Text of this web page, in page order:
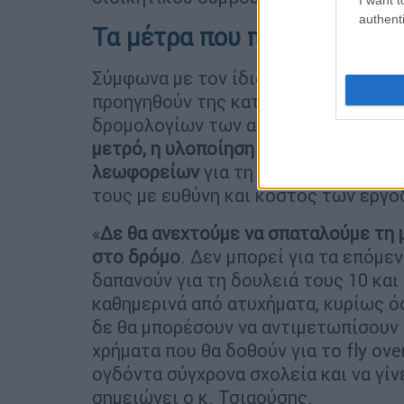
Τα μέτρα που προτείνουν οι
Σύμφωνα με τον ίδιο, οι
προηγηθούν της κατασκευής του
δρομολογίων των αστικών
μετρό, η υλοποίηση του έργου του
λεωφορείων για τη μεταφορά
τους με ευθύνη και κόστος των
«Δε θα ανεχτούμε να σπαταλούμε τη
στο δρόμο. Δεν μπορεί για τα
δαπανούν για τη δουλειά τους 10
καθημερινά από ατυχήματα, κυρίως
δε θα μπορέσουν να
χρήματα που θα δοθούν για το fly
ογδόντα σύγχρονα σχολεία και να
σημειώνει ο κ. Τσιαούσης.